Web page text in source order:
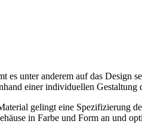
es unter anderem auf das
einer individuellen
gelingt eine Spezifizierung
in Farbe und Form an und